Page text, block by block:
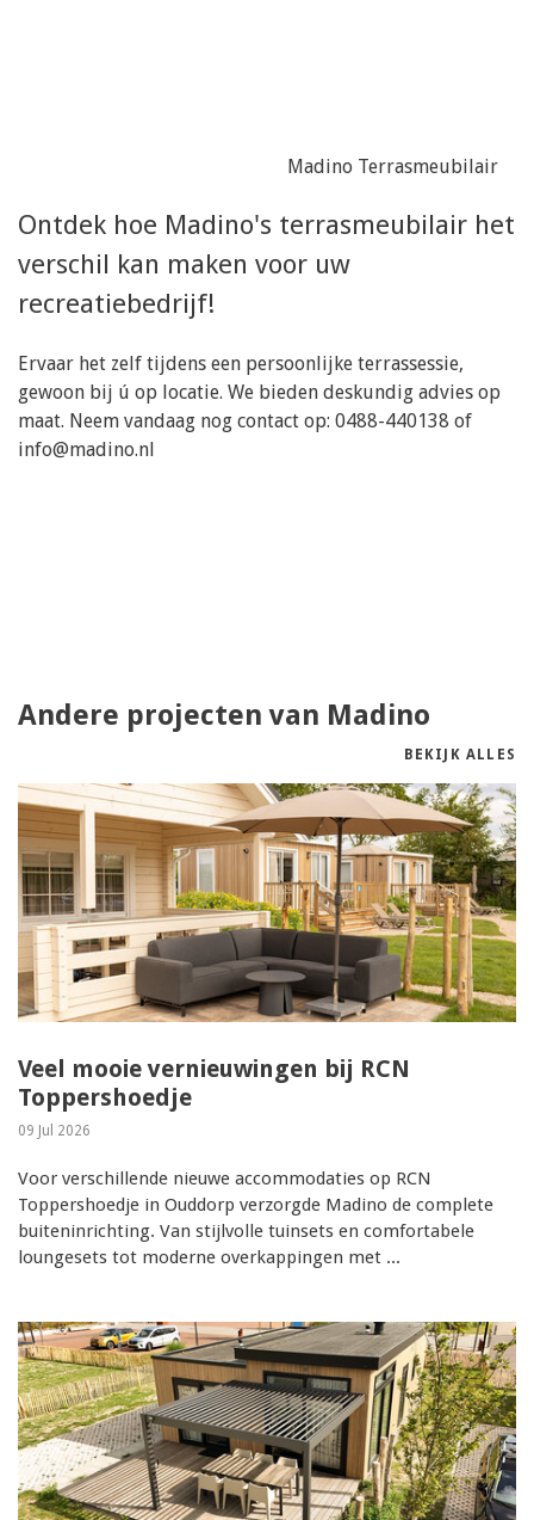
Madino Terrasmeubilair
Ontdek hoe Madino's terrasmeubilair het
verschil kan maken voor uw
recreatiebedrijf!
Ervaar het zelf tijdens een persoonlijke terrassessie,
gewoon bij ú op locatie. We bieden deskundig advies op
maat. Neem vandaag nog contact op: 0488-440138 of
info@madino.nl
Andere projecten van Madino
BEKIJK ALLES
Veel mooie vernieuwingen bij RCN
Toppershoedje
09 Jul 2026
Voor verschillende nieuwe accommodaties op RCN
Toppershoedje in Ouddorp verzorgde Madino de complete
buiteninrichting. Van stijlvolle tuinsets en comfortabele
loungesets tot moderne overkappingen met ...